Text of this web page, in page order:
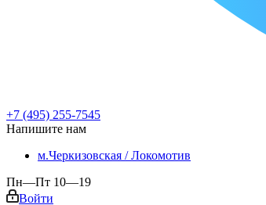
+7 (495) 255-7545
Напишите нам
м.Черкизовская / Локомотив
Пн—Пт 10—19
Войти